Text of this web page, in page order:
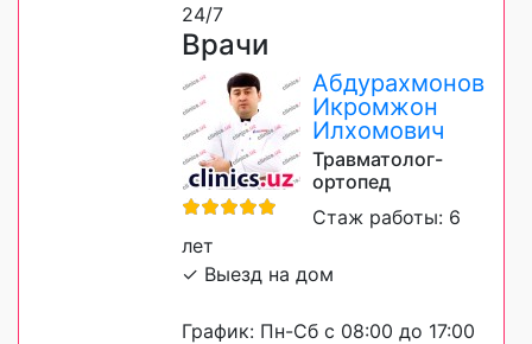
24/7
Врачи
Абдурахмонов
Икромжон
Илхомович
Травматолог-
ортопед
Стаж работы: 6
лет
✓ Выезд на дом
График: Пн-Сб с 08:00 до 17:00